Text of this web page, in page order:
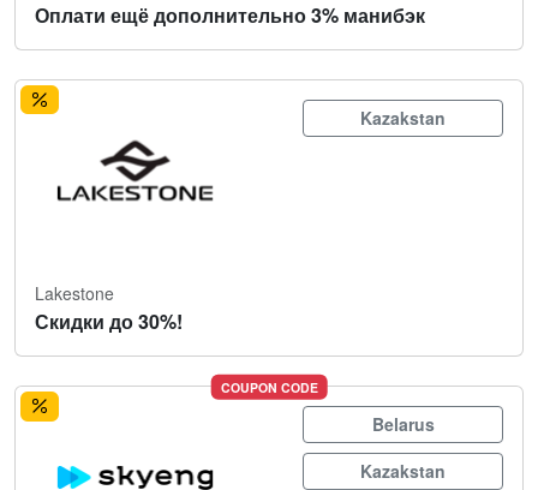
Оплати ещё дополнительно 3% манибэк
Kazakstan
Lakestone
Скидки до 30%!
COUPON CODE
Belarus
Kazakstan